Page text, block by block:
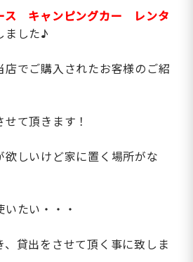
ス キャンピングカー レンタ
した♪
店でご購入されたお客様のご紹
て頂きます！
欲しいけど家に置く場所がな
たい・・・
、貸出をさせて頂く事に致しま